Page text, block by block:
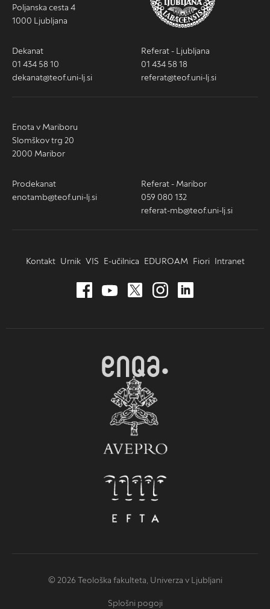
Poljanska cesta 4
1000 Ljubljana
Dekanat
01 434 58 10
dekanat@teof.uni-lj.si
Referat - Ljubljana
01 434 58 18
referat@teof.uni-lj.si
Enota v Mariboru
Slomškov trg 20
2000 Maribor
Prodekanat
enotamb@teof.uni-lj.si
Referat - Maribor
059 080 132
referat-mb@teof.uni-lj.si
Kontakt Urnik VIS E-učilnica EDUROAM Fiori Intranet
© 2026 Teološka fakulteta, Univerza v Ljubljani
Splošni pogoji